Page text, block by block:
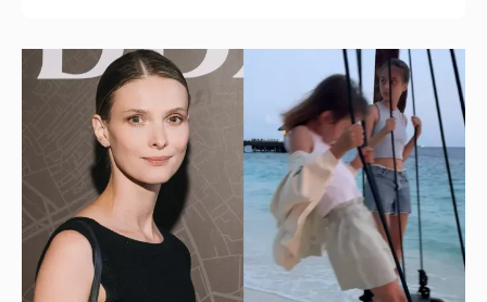
Светлана Иванова отдыхает с дочерьми от
Джаника Файзиева на курорте
2